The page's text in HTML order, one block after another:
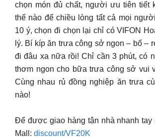
chọn món đủ chất, người ưu tiên tiết
thế nào để chiều lòng tất cả mọi
10 ý, chọn đi chọn lại chỉ có VIFON
lý. Bí kíp ăn trưa công sở ngon – bổ –
đi đâu xa nữa rồi! Chỉ cần 3 phút, có
thơm ngon cho bữa trưa công sở vui
Cùng nhau rủ đồng nghiệp ăn trưa
nào!
Để được giao hàng tận nhà nhanh tay
Mall: discount/VF20K